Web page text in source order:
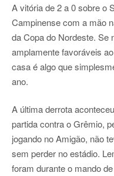
A vitória de 2 a 0 sobre o
Campinense com a mão
da Copa do Nordeste. Se
amplamente favoráveis
casa é algo que
ano.
A última derrota
partida contra o Grêmio,
jogando no Amigão, não
sem perder no estádio.
foram durante o mando